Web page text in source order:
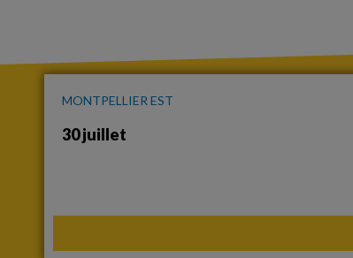
MONTPELLIER EST
30 juillet